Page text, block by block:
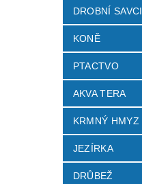
DROBNÍ SAVCI
KONĚ
PTACTVO
AKVA TERA
KRMNÝ HMYZ
JEZÍRKA
DRŮBEŽ